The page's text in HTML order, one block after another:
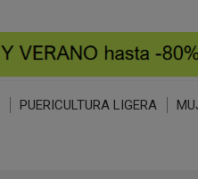
PUERICULTURA LIGERA